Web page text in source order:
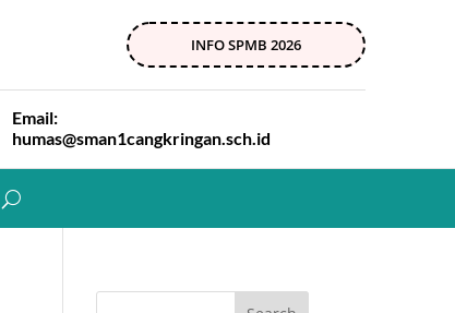
INFO SPMB 2026
Email:
humas@sman1cangkringan.sch.id